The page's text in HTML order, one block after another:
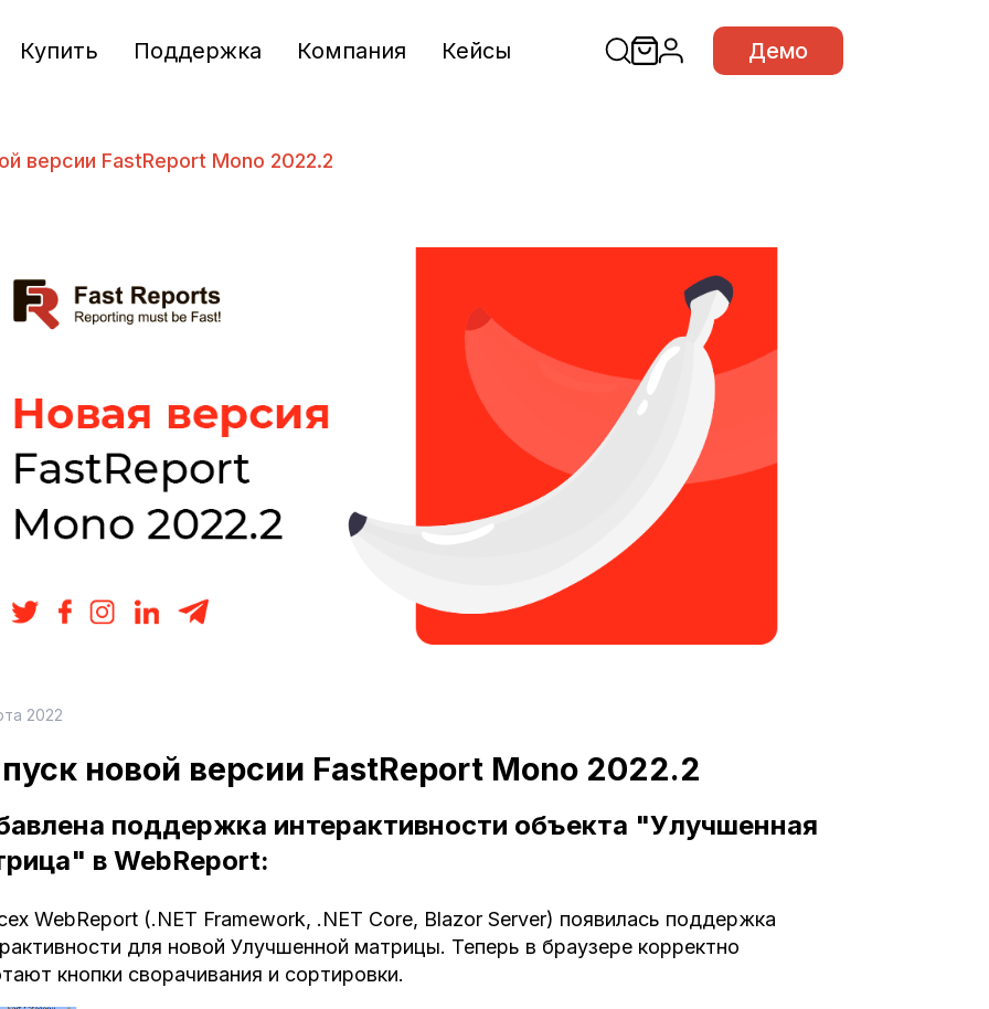
Купить Поддержка Компания Кейсы Демо
версии FastReport Mono 2022.2
2022
новой версии FastReport Mono 2022.2
поддержка интерактивности объекта "Улучшенная
в WebReport:
WebReport (.NET Framework, .NET Core, Blazor Server) появилась поддержка
для новой Улучшенной матрицы. Теперь в браузере корректно
кнопки сворачивания и сортировки.